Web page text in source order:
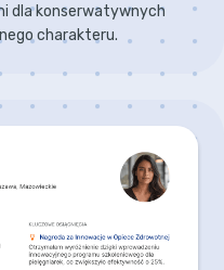
dla konserwatywnych
charakteru.